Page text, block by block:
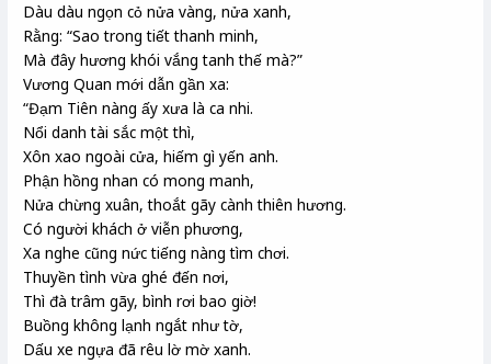
Dàu dàu ngọn cỏ nửa vàng, nửa xanh,
Rằng: “Sao trong tiết thanh minh,
Mà đây hương khói vắng tanh thế mà?”
Vương Quanmới dẫn gần xa:
“Đạm Tiên nàng ấy xưa làca nhi.
Nổi danh tài sắc mộtthì,
Xôn xao ngoài cửa,hiếm gì yến anh.
Phận hồng nhan có mong manh,
Nửa chừng xuân, thoắt gãycành thiên hương.
Có người khách ở viễn phương,
Xa nghe cũng nức tiếng nàng tìm chơi.
Thuyền tình vừa ghéđến nơi,
Thì đàtrâm gãy, bình rơi bao giờ!
Buồng khônglạnh ngắt như tờ,
Dấu xe ngựa đã rêu lờ mờ xanh.